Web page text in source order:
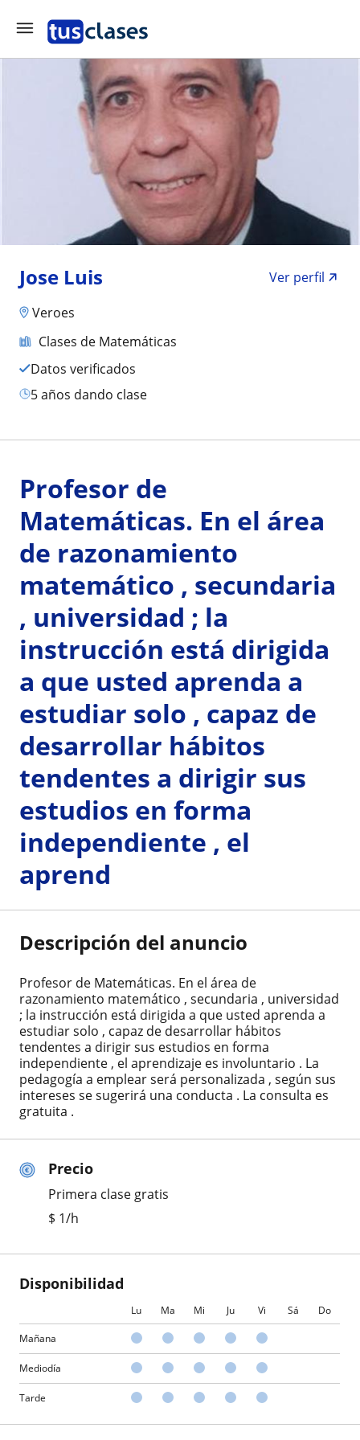
Jose Luis
Ver perfil
Veroes
Clases de Matemáticas
Datos verificados
5 años dando clase
Precio
Primera clase gratis
$ 1/h
Disponibilidad
Lu Ma Mi Ju Vi Sá Do
Mañana
Mediodía
Tarde
Profesor de
Matemáticas. En el área
de razonamiento
matemático , secundaria
, universidad ; la
instrucción está dirigida
a que usted aprenda a
estudiar solo , capaz de
desarrollar hábitos
tendentes a dirigir sus
estudios en forma
independiente , el
aprend
Descripción del anuncio
Profesor de Matemáticas. En el área de
razonamiento matemático , secundaria , universidad
; la instrucción está dirigida a que usted aprenda a
estudiar solo , capaz de desarrollar hábitos
tendentes a dirigir sus estudios en forma
independiente , el aprendizaje es involuntario . La
pedagogía a emplear será personalizada , según sus
intereses se sugerirá una conducta . La consulta es
gratuita .